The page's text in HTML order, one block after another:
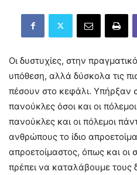
Οι δυστυχίες, στην
υπόθεση, αλλά δύσκολα τις
πέσουν στο κεφάλι. Υπήρξαν
πανούκλες όσοι και οι
πανούκλες και οι πόλεμοι
ανθρώπους το ίδιο
απροετοίμαστος, όπως και οι
πρέπει να καταλάβουμε τους